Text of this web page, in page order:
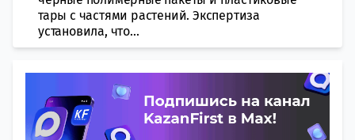
тары с частями растений. Экспертиза
установила, что...